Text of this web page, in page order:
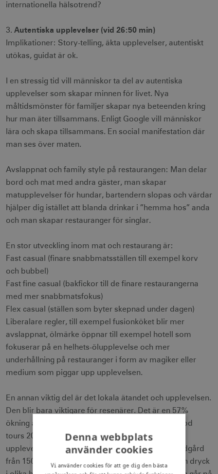
internationella hälsotrend?
3. Autentiska upplevelser (vid 26:50 min)
Implikationer: Story-telling, äkta upplevelser, autentiskt
utökas, guidat är ok.
I en stressig tid vill människor ta del av autentiska
upplevelser som skapar minnen för livet. Nya
måltidsmönster för familjer skapar nya beteenden kring
hur man äter tillsammans. Enligt Google vill människor
lära och skapa tillsammans. En social manifestation där
man ses över maten.
Avslappnat och family style på restaurangen: Man delar
bord och mat med andra gäster, man skapar
matupplevelser för hundar, bartendern slopas och värdar
hjälper dig istället att blanda drinkar i ”hemma hos” anda
och man skapar restauranger för singlar.
En stor utveckling inom mat och restaurang är:
Fast casual (finare snabbmatsställen till exempel korv
och bubbel)
Fast fine casual (bakfickor till de finare restaurangerna
med mer snabbmatsfokus)
Flex casual (ställen som byter skepnad under dagen)
Liberalare regler, till exempel fusionköket blir mer
avslappnat, ölmärke öppnar till exempel hotell som
fokuserar på en helhets-ölupplevelse och mer
underhållning på restauranger i form av magiker eller
medium som piggar upp upplevelsen.
En annan viktig del är det lokala ätandet och upplevelsen.
Den blir bara viktigare för resenärer. Det är en 57%
ökning av bokningar för matlagningskurser och food
tours 2017 enligt Trip Advisor. Några exempel är
upplevelser från Jokkmokks vilda skafferi, en bondgård
från 1500-talet där du kan lära dig mer om mat och dryck
Denna webbplats
använder cookies
Vi använder cookies för att ge dig den bästa